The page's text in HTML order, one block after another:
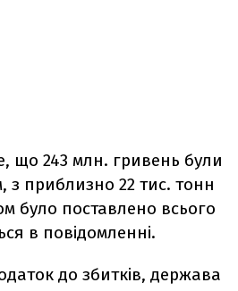
що 243 млн. гривень були
з приблизно 22 тис. тонн
було поставлено всього
в повідомленні.
до збитків, держава